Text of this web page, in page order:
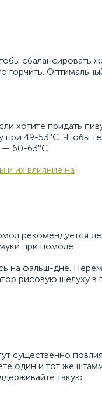
сбалансировать
горчить.
хотите придать
49-53°C. Чтобы
— 60-63°C.
и их влияние на
рекомендуется
при помоле.
на фальш-дне.
рисовую шелуху в
существенно
один и тот же
такую